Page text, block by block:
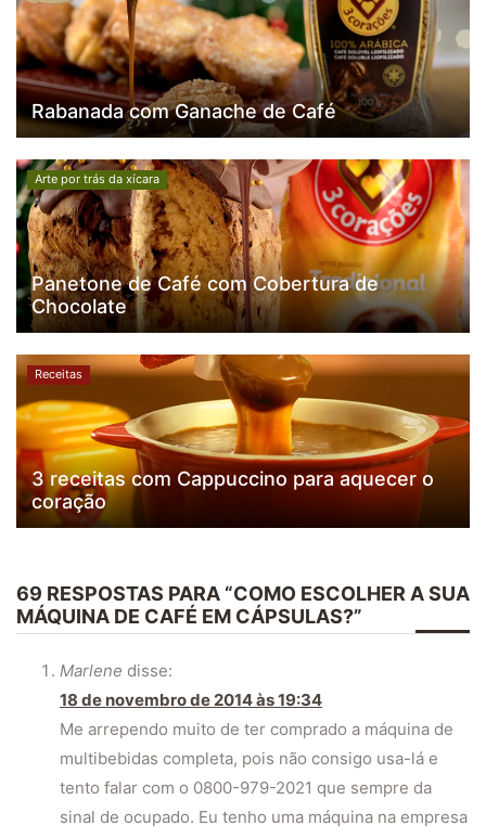
Rabanada com Ganache de Café
Arte por trás da xícara
Panetone de Café com Cobertura de
Chocolate
Receitas
3 receitas com Cappuccino para aquecer o
coração
69 RESPOSTAS PARA “COMO ESCOLHER A SUA
MÁQUINA DE CAFÉ EM CÁPSULAS?”
Marlene disse:
18 de novembro de 2014 às 19:34
Me arrependo muito de ter comprado a máquina de
multibebidas completa, pois não consigo usa-lá e
tento falar com o 0800-979-2021 que sempre da
sinal de ocupado. Eu tenho uma máquina na empresa